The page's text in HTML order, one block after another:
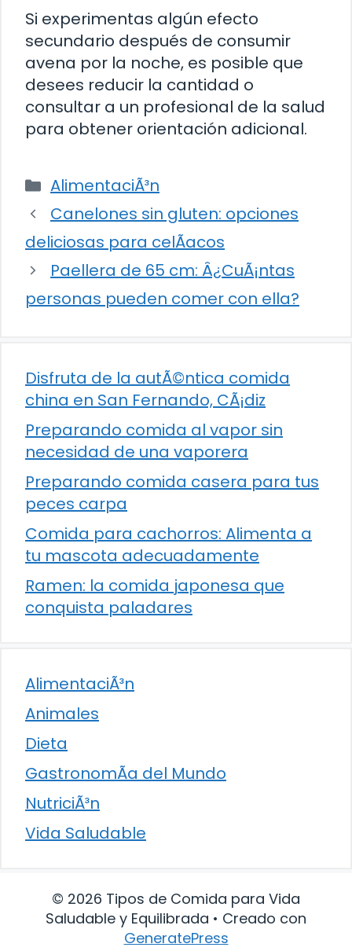
Si experimentas algún efecto
secundario después de consumir
avena por la noche, es posible que
desees reducir la cantidad o
consultar a un profesional de la salud
para obtener orientación adicional.
Categorías
AlimentaciÃ³n
Canelones sin gluten: opciones
deliciosas para celÃ­acos
Paellera de 65 cm: Â¿CuÃ¡ntas
personas pueden comer con ella?
Disfruta de la autÃ©ntica comida
china en San Fernando, CÃ¡diz
Preparando comida al vapor sin
necesidad de una vaporera
Preparando comida casera para tus
peces carpa
Comida para cachorros: Alimenta a
tu mascota adecuadamente
Ramen: la comida japonesa que
conquista paladares
AlimentaciÃ³n
Animales
Dieta
GastronomÃ­a del Mundo
NutriciÃ³n
Vida Saludable
© 2026 Tipos de Comida para Vida
Saludable y Equilibrada • Creado con
GeneratePress